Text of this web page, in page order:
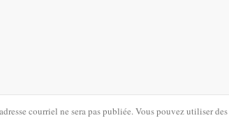
courriel ne sera pas publiée. Vous pouvez utiliser